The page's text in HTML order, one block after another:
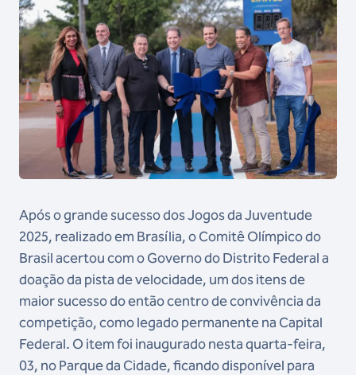
Após o grande sucesso dos Jogos da Juventude
2025, realizado em Brasília, o Comitê Olímpico do
Brasil acertou com o Governo do Distrito Federal a
doação da pista de velocidade, um dos itens de
maior sucesso do então centro de convivência da
competição, como legado permanente na Capital
Federal. O item foi inaugurado nesta quarta-feira,
03, no Parque da Cidade, ficando disponível para